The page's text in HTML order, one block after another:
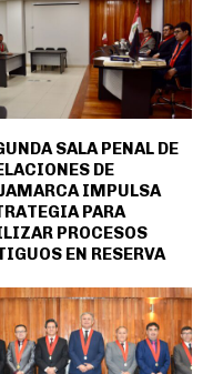
SALA PENAL DE
DE
IMPULSA
PARA
PROCESOS
EN RESERVA